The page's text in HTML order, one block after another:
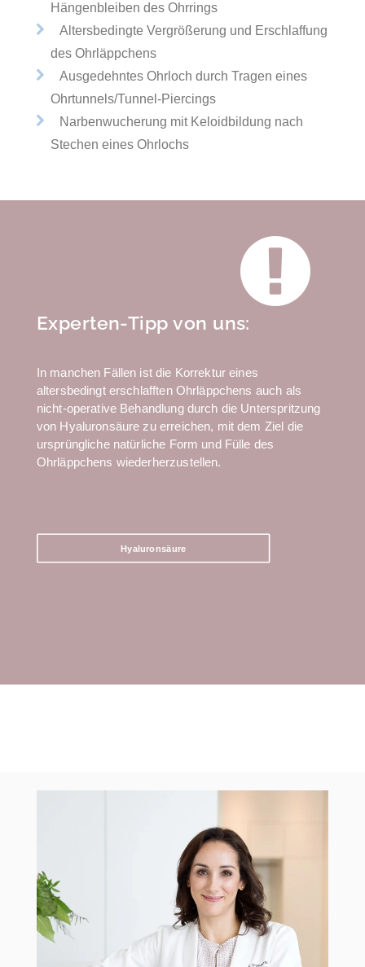
Hängenbleiben des Ohrrings
Altersbedingte Vergrößerung und Erschlaffung
des Ohrläppchens
Ausgedehntes Ohrloch durch Tragen eines
Ohrtunnels/Tunnel-Piercings
Narbenwucherung mit Keloidbildung nach
Stechen eines Ohrlochs
Experten-Tipp von uns:
In manchen Fällen ist die Korrektur eines
altersbedingt erschlafften Ohrläppchens auch als
nicht-operative Behandlung durch die Unterspritzung
von Hyaluronsäure zu erreichen, mit dem Ziel die
ursprüngliche natürliche Form und Fülle des
Ohrläppchens wiederherzustellen.
Hyaluronsäure